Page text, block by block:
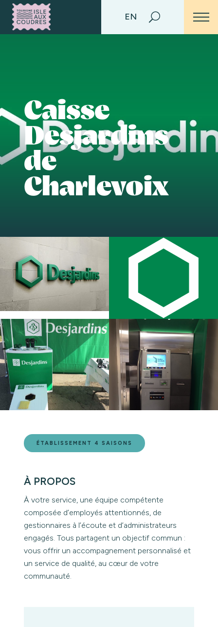
EN
Caisse
Desjardins
de
Charlevoix
ÉTABLISSEMENT 4 SAISONS
À PROPOS
À votre service, une équipe compétente
composée d’employés attentionnés, de
gestionnaires à l’écoute et d’administrateurs
engagés. Tous partagent un objectif commun :
vous offrir un accompagnement personnalisé et
un service de qualité, au cœur de votre
communauté.